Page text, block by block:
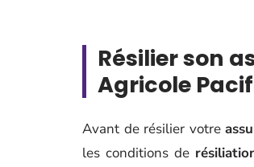
Résilier son
Agricole
Avant de résilier votre
les conditions de